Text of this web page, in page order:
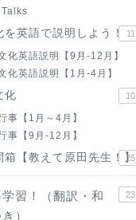
を英語で説明しよう！ 11
化英語説明【9月-12月】
化英語説明【1月-4月】
化 10
事【1月～4月】
事【9月-12月】
箱【教えて原田先生！】
25
習！（翻訳・和
）
23